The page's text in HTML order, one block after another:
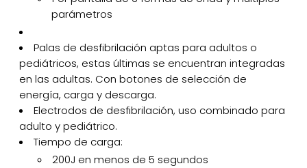
parámetros
Palas de desfibrilación aptas para adultos o
pediátricos, estas últimas se encuentran integradas
en las adultas. Con botones de selección de
energía, carga y descarga.
Electrodos de desfibrilación, uso combinado para
adulto y pediátrico.
Tiempo de carga:
200J en menos de 5 segundos